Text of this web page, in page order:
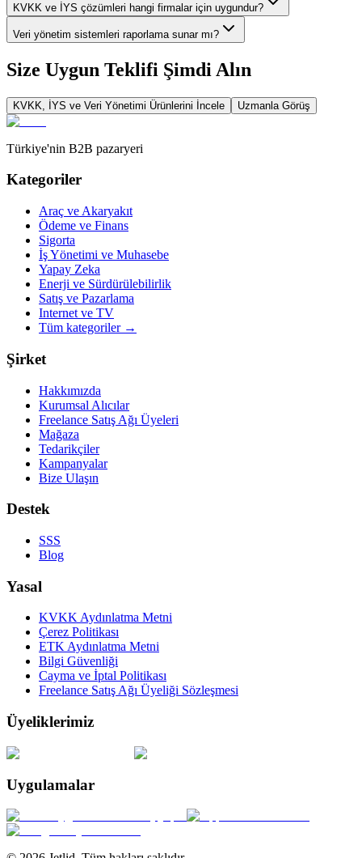
KVKK ve İYS çözümleri hangi firmalar için uygundur?
Veri yönetim sistemleri raporlama sunar mı?
Size Uygun Teklifi Şimdi Alın
KVKK, İYS ve Veri Yönetimi Ürünlerini İncele Uzmanla Görüş
Türkiye'nin B2B pazaryeri
Kategoriler
Araç ve Akaryakıt
Ödeme ve Finans
Sigorta
İş Yönetimi ve Muhasebe
Yapay Zeka
Enerji ve Sürdürülebilirlik
Satış ve Pazarlama
Internet ve TV
Tüm kategoriler→
Şirket
Hakkımızda
Kurumsal Alıcılar
Freelance Satış Ağı Üyeleri
Mağaza
Tedarikçiler
Kampanyalar
Bize Ulaşın
Destek
SSS
Blog
Yasal
KVKK Aydınlatma Metni
Çerez Politikası
ETK Aydınlatma Metni
Bilgi Güvenliği
Cayma ve İptal Politikası
Freelance Satış Ağı Üyeliği Sözleşmesi
Üyeliklerimiz
Uygulamalar